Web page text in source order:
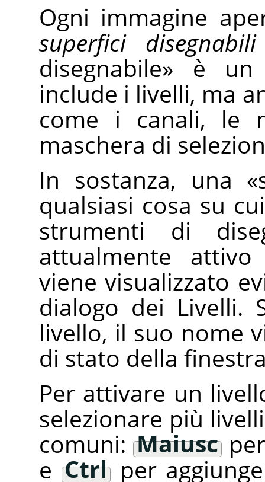
Ogni immagine
superfici disegnabili
disegnabile» è un
include i livelli, ma
come i canali, le
maschera di
In sostanza, una «
qualsiasi cosa su
strumenti di
attualmente
viene visualizzato
dialogo dei Livelli.
livello, il suo nome
di stato della
Per attivare un
selezionare più
comuni:Maiusc
e Ctrl per